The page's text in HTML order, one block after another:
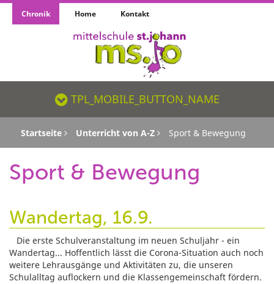
Chronik Home Kontakt
TPL_MOBILE_BUTTON_NAME_SR
TPL_MOBILE_BUTTON_NAME
Startseite Unterricht von A-Z Sport & Bewegung
Sport & Bewegung
Wandertag, 16.9.
Die erste Schulveranstaltung im neuen Schuljahr - ein
Wandertag... Hoffentlich lässt die Corona-Situation auch noch
weitere Lehrausgänge und Aktivitäten zu, die unseren
Schulalltag auflockern und die Klassengemeinschaft fördern.